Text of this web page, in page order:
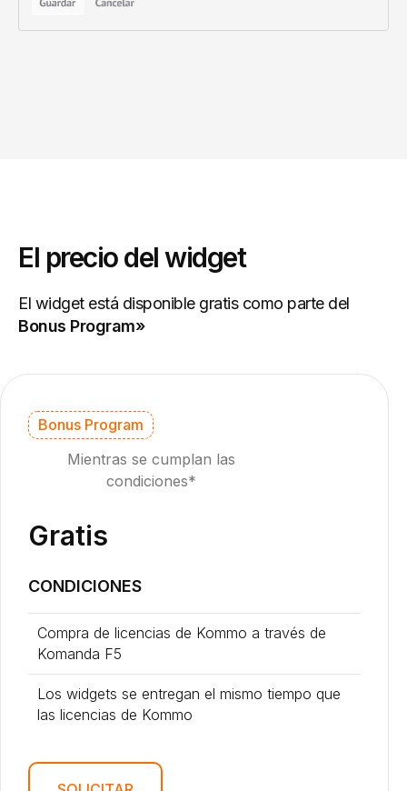
El precio del widget
El widget está disponible gratis como parte del
Bonus Program»
Bonus Program
Mientras se cumplan las
condiciones*
Gratis
CONDICIONES
Compra de licencias de Kommo a través de
Komanda F5
Los widgets se entregan el mismo tiempo que
las licencias de Kommo